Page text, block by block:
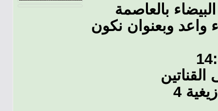
البيضاء بالعاصمة
واعد وبعنوان نكون